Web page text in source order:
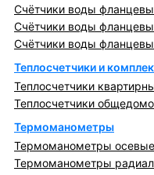
Счётчики воды
Счётчики воды
Счётчики воды
Теплосчетчики и
Теплосчетчики
Теплосчетчики
Термоманометры
Термоманометры осевые
Термоманометры